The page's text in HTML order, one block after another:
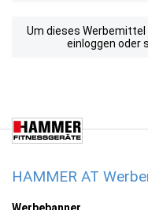
Um dieses
einloggen oder
HAMMER AT